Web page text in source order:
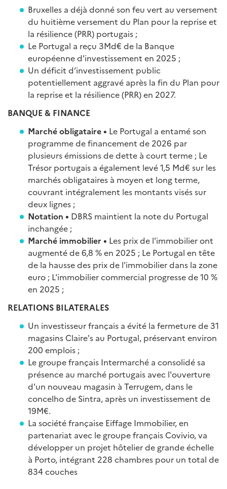
Bruxelles a déjà donné son feu vert au versement
du huitième versement du Plan pour la reprise et
la résilience (PRR) portugais ;
Le Portugal a reçu 3Md€ de la Banque
européenne d'investissement en 2025 ;
Un déficit d’investissement public
potentiellement aggravé après la fin du Plan pour
la reprise et la résilience (PRR) en 2027.
BANQUE & FINANCE
Marché obligataire • Le Portugal a entamé son
programme de financement de 2026 par
plusieurs émissions de dette à court terme ; Le
Trésor portugais a également levé 1,5 Md€ sur les
marchés obligataires à moyen et long terme,
couvrant intégralement les montants visés sur
deux lignes ;
Notation • DBRS maintient la note du Portugal
inchangée ;
Marché immobilier • Les prix de l'immobilier ont
augmenté de 6,8 % en 2025 ; Le Portugal en tête
de la hausse des prix de l'immobilier dans la zone
euro ; L'immobilier commercial progresse de 10 %
en 2025 ;
RELATIONS BILATERALES
Un investisseur français a évité la fermeture de 31
magasins Claire's au Portugal, préservant environ
200 emplois ;
Le groupe français Intermarché a consolidé sa
présence au marché portugais avec l'ouverture
d'un nouveau magasin à Terrugem, dans le
concelho de Sintra, après un investissement de
19M€.
La société française Eiffage Immobilier, en
partenariat avec le groupe français Covivio, va
développer un projet hôtelier de grande échelle
à Porto, intégrant 228 chambres pour un total de
834 couches